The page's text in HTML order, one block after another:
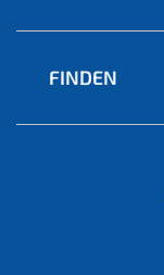
FINDEN